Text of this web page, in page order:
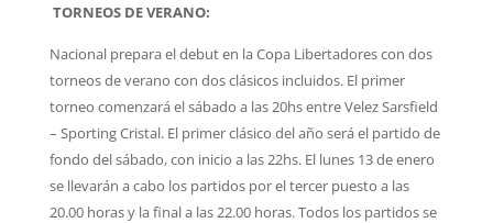
TORNEOS DE VERANO:
Nacional prepara el debut en la Copa Libertadores con dos
torneos de verano con dos clásicos incluidos. El primer
torneo comenzará el sábado a las 20hs entre Velez Sarsfield
– Sporting Cristal. El primer clásico del año será el partido de
fondo del sábado, con inicio a las 22hs. El lunes 13 de enero
se llevarán a cabo los partidos por el tercer puesto a las
20.00 horas y la final a las 22.00 horas. Todos los partidos se